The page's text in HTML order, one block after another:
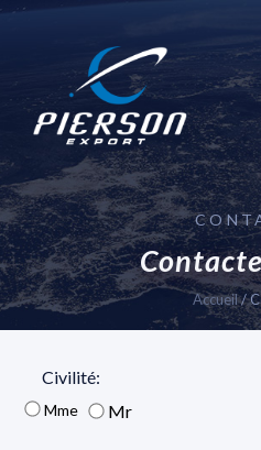
Skip
Accueil/
Civilité:
Mme Mr